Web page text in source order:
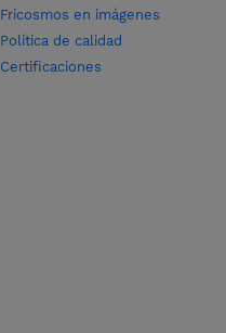
Fricosmos en imágenes
Política de calidad
Certificaciones